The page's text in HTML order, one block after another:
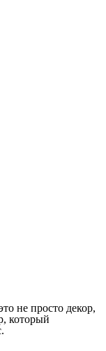
не просто декор,
который